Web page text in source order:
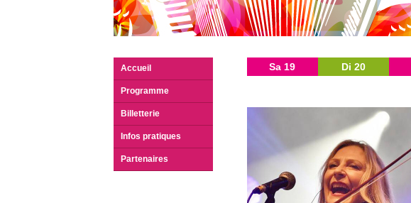
Accueil
Programme
Billetterie
Infos pratiques
Partenaires
Sa 19 Di 20